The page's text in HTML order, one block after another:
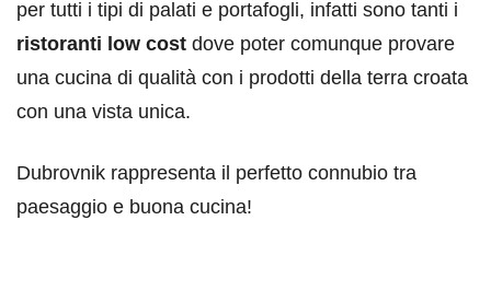
per tutti i tipi di palati e portafogli, infatti sono tanti i
ristoranti low cost dove poter comunque provare
una cucina di qualità con i prodotti della terra croata
con una vista unica.
Dubrovnik rappresenta il perfetto connubio tra
paesaggio e buona cucina!